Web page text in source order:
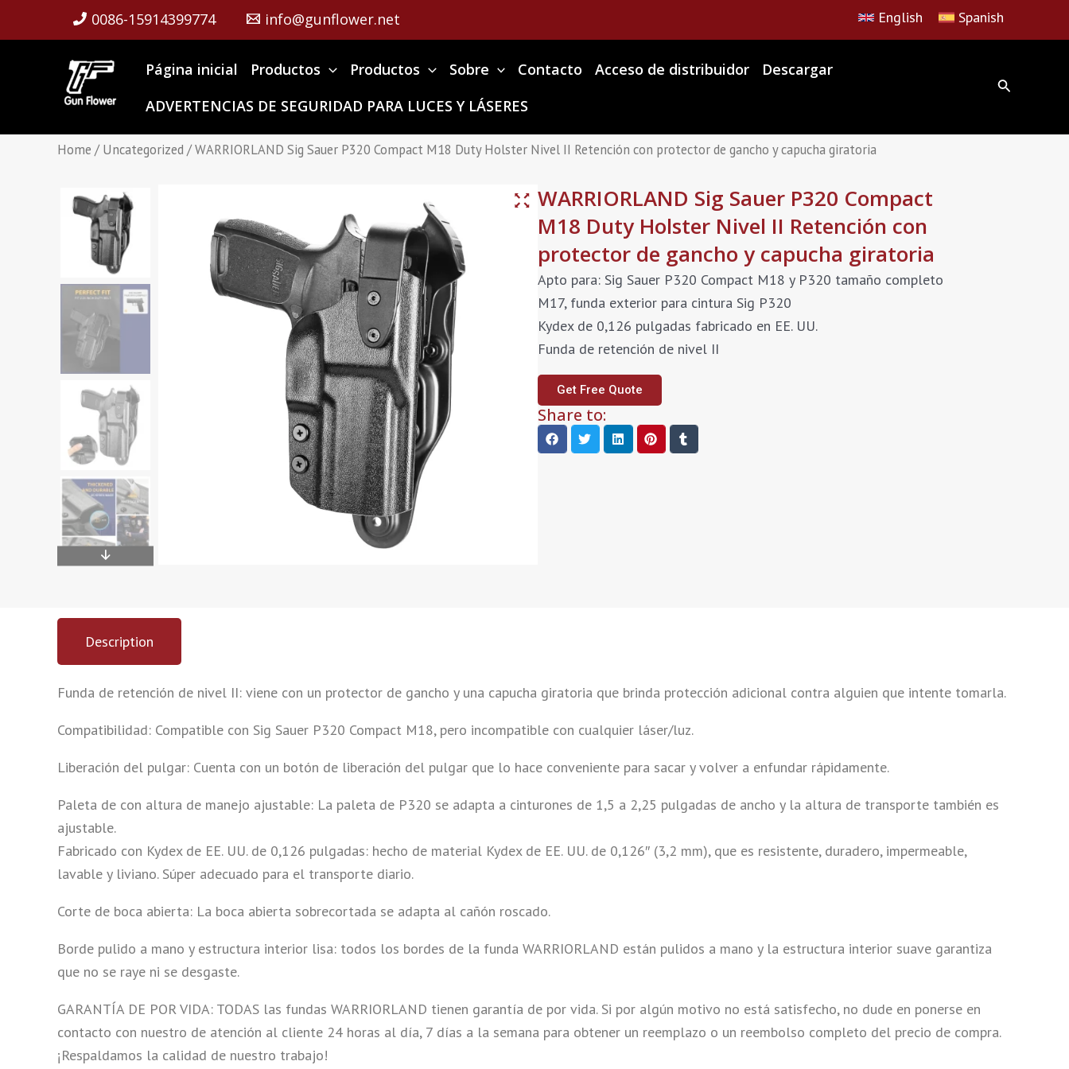
0086-15914399774 info@gunflower.net English Spanish
Página inicial Productos Productos Sobre Contacto Acceso de distribuidor
Descargar
ADVERTENCIAS DE SEGURIDAD PARA LUCES Y LÁSERES
Home /Uncategorized/ WARRIORLAND Sig Sauer P320 Compact M18 Duty Holster Nivel II Retención con protector de gancho y capucha giratoria
WARRIORLAND Sig Sauer P320 Compact
M18 Duty Holster Nivel II Retención con
protector de gancho y capucha giratoria
Apto para: Sig Sauer P320 Compact M18 y P320 tamaño completo
M17, funda exterior para cintura Sig P320
Kydex de 0,126 pulgadas fabricado en EE. UU.
Funda de retención de nivel II
Get Free Quote
Share to:
Description
Funda de retención de nivel II: viene con un protector de gancho y una capucha giratoria que brinda protección adicional contra alguien que intente tomarla.
Compatibilidad: Compatible con Sig Sauer P320 Compact M18, pero incompatible con cualquier láser/luz.
Liberación del pulgar: Cuenta con un botón de liberación del pulgar que lo hace conveniente para sacar y volver a enfundar rápidamente.
Paleta de con altura de manejo ajustable: La paleta de P320 se adapta a cinturones de 1,5 a 2,25 pulgadas de ancho y la altura de transporte también es
ajustable.
Fabricado con Kydex de EE. UU. de 0,126 pulgadas: hecho de material Kydex de EE. UU. de 0,126″ (3,2 mm), que es resistente, duradero, impermeable,
lavable y liviano. Súper adecuado para el transporte diario.
Corte de boca abierta: La boca abierta sobrecortada se adapta al cañón roscado.
Borde pulido a mano y estructura interior lisa: todos los bordes de la funda WARRIORLAND están pulidos a mano y la estructura interior suave garantiza
que no se raye ni se desgaste.
GARANTÍA DE POR VIDA: TODAS las fundas WARRIORLAND tienen garantía de por vida. Si por algún motivo no está satisfecho, no dude en ponerse en
contacto con nuestro de atención al cliente 24 horas al día, 7 días a la semana para obtener un reemplazo o un reembolso completo del precio de compra.
¡Respaldamos la calidad de nuestro trabajo!